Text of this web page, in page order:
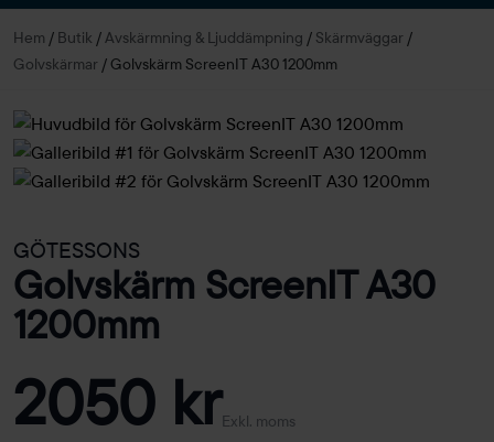
Hem / Butik /Avskärmning & Ljuddämpning / Skärmväggar /
Golvskärmar / Golvskärm ScreenIT A30 1200mm
GÖTESSONS
Golvskärm ScreenIT A30
1200mm
2050 krExkl. moms